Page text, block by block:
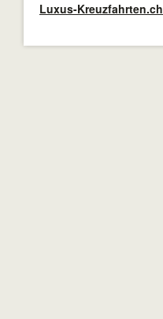
Luxus-Kreuzfahrten.ch